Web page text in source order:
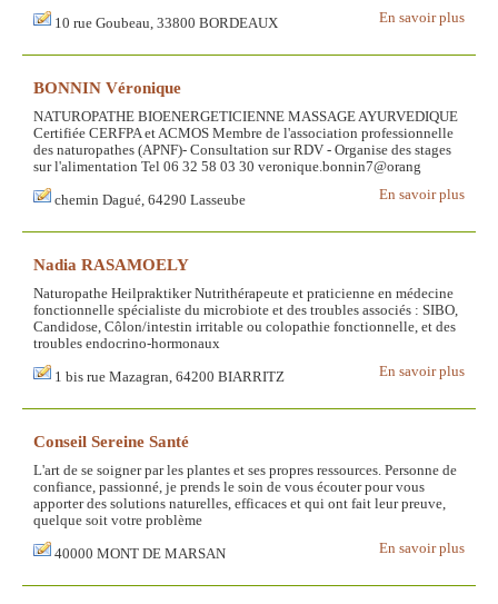
En savoir plus
10 rue Goubeau, 33800 BORDEAUX
BONNIN Véronique
NATUROPATHE BIOENERGETICIENNE MASSAGE AYURVEDIQUE
Certifiée CERFPA et ACMOS Membre de l'association professionnelle
des naturopathes (APNF)- Consultation sur RDV - Organise des stages
sur l'alimentation Tel 06 32 58 03 30 veronique.bonnin7@orang
En savoir plus
chemin Dagué, 64290 Lasseube
Nadia RASAMOELY
Naturopathe Heilpraktiker Nutrithérapeute et praticienne en médecine
fonctionnelle spécialiste du microbiote et des troubles associés : SIBO,
Candidose, Côlon/intestin irritable ou colopathie fonctionnelle, et des
troubles endocrino-hormonaux
En savoir plus
1 bis rue Mazagran, 64200 BIARRITZ
Conseil Sereine Santé
L'art de se soigner par les plantes et ses propres ressources. Personne de
confiance, passionné, je prends le soin de vous écouter pour vous
apporter des solutions naturelles, efficaces et qui ont fait leur preuve,
quelque soit votre problème
En savoir plus
40000 MONT DE MARSAN